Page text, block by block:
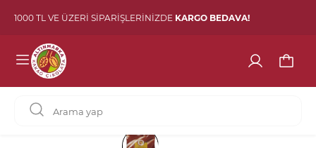
1000 TL VE ÜZERİ SİPARİŞLERİNİZDE KARGO BEDAVA!